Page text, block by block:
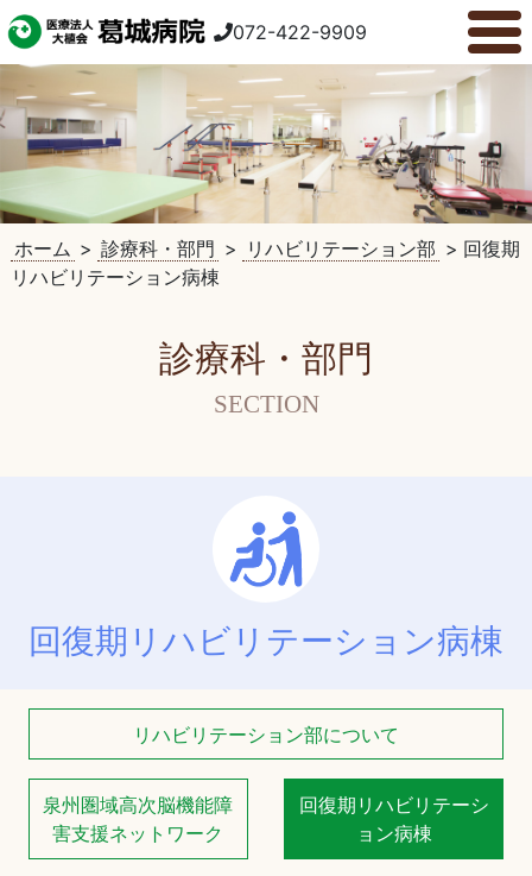
072-422-9909
ホーム > 診療科・部門 > リハビリテーション部 > 回復期
リハビリテーション病棟
診療科・部門
SECTION
回復期リハビリテーション病棟
リハビリテーション部について
泉州圏域高次脳機能障
害支援ネットワーク
回復期リハビリテーシ
ョン病棟